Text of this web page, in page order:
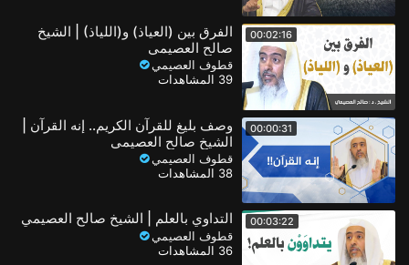
00:02:16
الفرق بين (العياذ) و(اللياذ) | الشيخ
صالح العصيمي
قطوف العصيمي
39 المشاهدات
00:00:31
وصف بليغ للقرآن الكريم.. إنه القرآن |
الشيخ صالح العصيمي
قطوف العصيمي
38 المشاهدات
00:03:22 التداوي بالعلم | الشيخ صالح العصيمي
قطوف العصيمي
36 المشاهدات